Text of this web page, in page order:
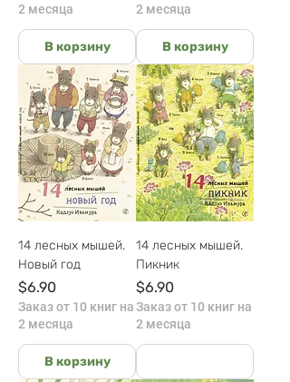
2 месяца
В корзину
2 месяца
В корзину
14 лесных мышей.
Новый год
Цена
$6.90
Заказ от 10 книг на
2 месяца
В корзину
14 лесных мышей.
Пикник
Цена
$6.90
Заказ от 10 книг на
2 месяца